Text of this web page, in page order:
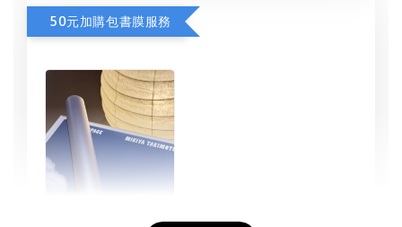
50元加購包書膜服務